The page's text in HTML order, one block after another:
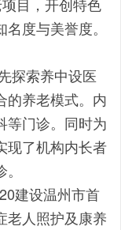
度与美誉度。
探索养中设医
的养老模式。内
等门诊。同时为
现了机构内长者
建设温州市首
老人照护及康养